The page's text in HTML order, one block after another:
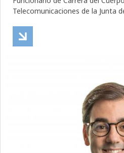
Telecomunicaciones de la Junta